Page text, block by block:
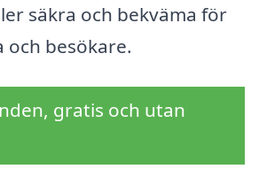
säkra och bekväma för
och besökare.
gratis och utan